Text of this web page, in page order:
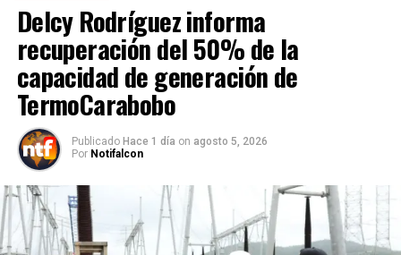
Delcy Rodríguez informa
recuperación del 50% de la
capacidad de generación de
TermoCarabobo
Publicado Hace 1 día on agosto 5, 2026
Por Notifalcon